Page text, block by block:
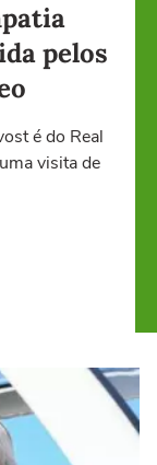
pelos
é do Real
visita de